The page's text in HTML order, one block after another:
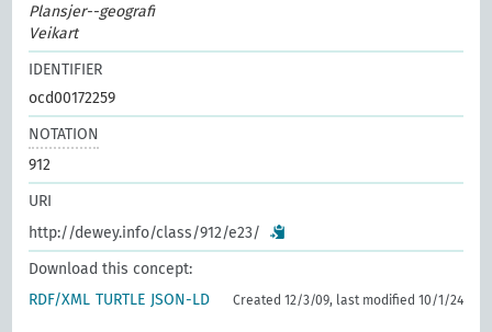
Plansjer--geografi
Veikart
IDENTIFIER
ocd00172259
NOTATION
912
URI
http://dewey.info/class/912/e23/
Download this concept:
RDF/XML TURTLE JSON-LD Created 12/3/09, last modified 10/1/24